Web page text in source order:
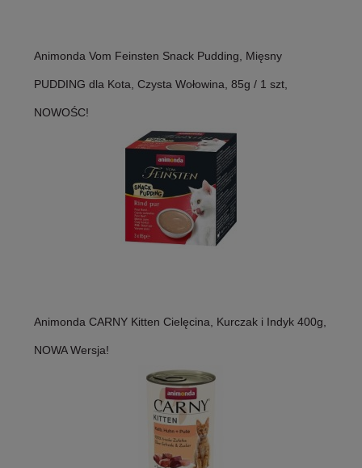
Animonda Vom Feinsten Snack Pudding, Mięsny
PUDDING dla Kota, Czysta Wołowina, 85g / 1 szt,
NOWOŚC!
Animonda CARNY Kitten Cielęcina, Kurczak i Indyk 400g,
NOWA Wersja!